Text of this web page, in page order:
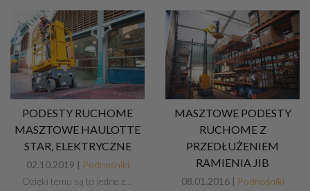
PODESTY RUCHOME
MASZTOWE HAULOTTE
STAR, ELEKTRYCZNE
02.10.2019 | Podnośniki
Dzięki temu są to jedne z…
MASZTOWE PODESTY
RUCHOME Z
PRZEDŁUŻENIEM
RAMIENIA JIB
08.01.2016 |
Podnośniki